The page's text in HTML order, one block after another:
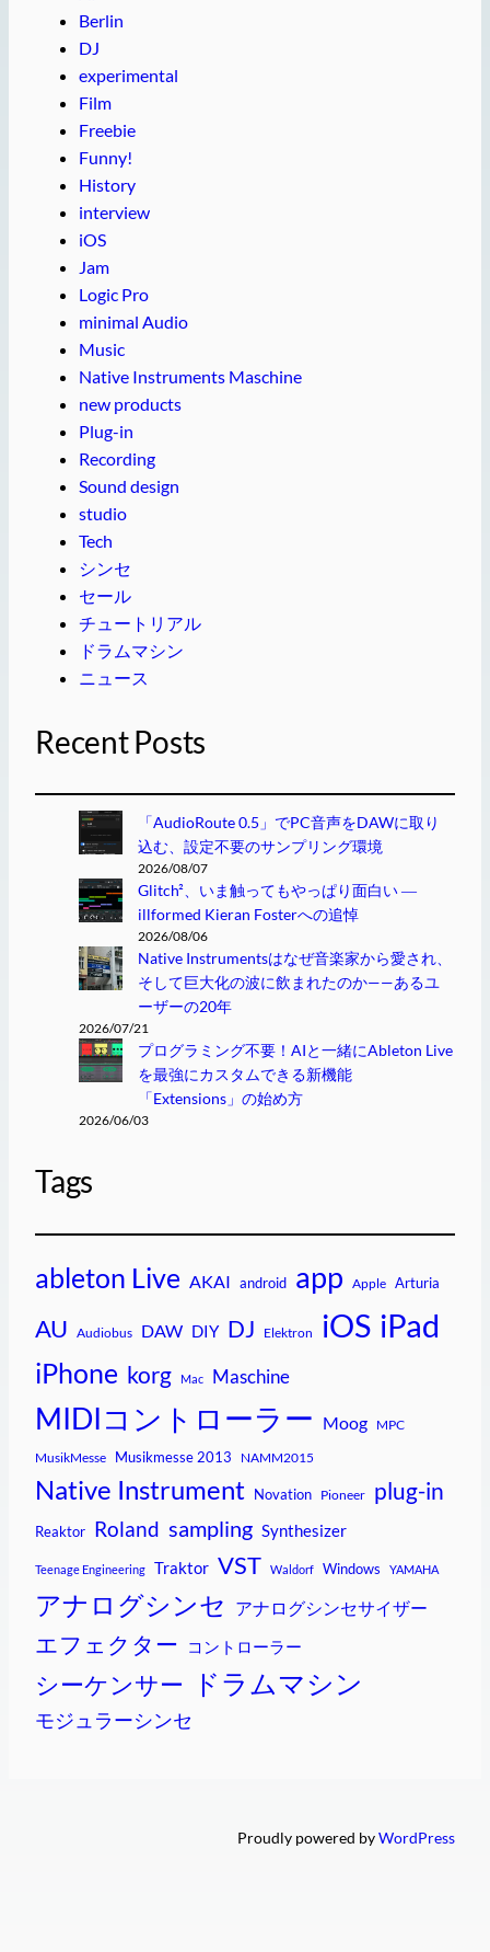
Berlin
DJ
experimental
Film
Freebie
Funny!
History
interview
iOS
Jam
Logic Pro
minimal Audio
Music
Native Instruments Maschine
new products
Plug-in
Recording
Sound design
studio
Tech
シンセ
セール
チュートリアル
ドラムマシン
ニュース
Recent Posts
「AudioRoute 0.5」でPC音声をDAWに取り
込む、設定不要のサンプリング環境
2026/08/07
Glitch²、いま触ってもやっぱり面白い ―
illformed Kieran Fosterへの追悼
2026/08/06
Native Instrumentsはなぜ音楽家から愛され、
そして巨大化の波に飲まれたのか——あるユ
ーザーの20年
2026/07/21
プログラミング不要！AIと一緒にAbleton Live
を最強にカスタムできる新機能
「Extensions」の始め方
2026/06/03
Tags
ableton Live AKAI android app Apple Arturia
AU Audiobus DAW DIY DJ Elektron iOS iPad
iPhone korg Mac Maschine
MIDIコントローラー Moog MPC
MusikMesse Musikmesse 2013 NAMM2015
Native Instrument Novation Pioneer plug-in
Reaktor Roland sampling Synthesizer
Teenage Engineering Traktor VST Waldorf Windows YAMAHA
アナログシンセ アナログシンセサイザー
エフェクター コントローラー
シーケンサー ドラムマシン
モジュラーシンセ
Proudly powered byWordPress